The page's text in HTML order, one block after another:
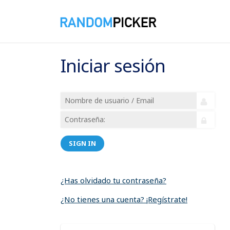
Iniciar sesión
SIGN IN
¿Has olvidado tu contraseña?
¿No tienes una cuenta? ¡Regístrate!